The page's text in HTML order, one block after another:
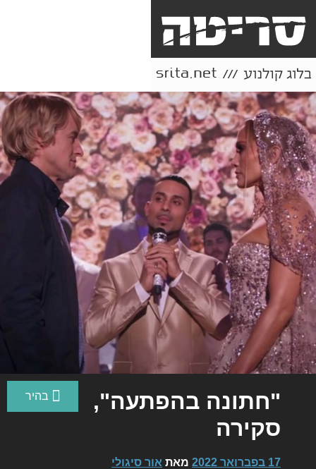
"חתונה בהפתעה",
סקירה
17 בפברואר 2022 מאת אור סיגולי